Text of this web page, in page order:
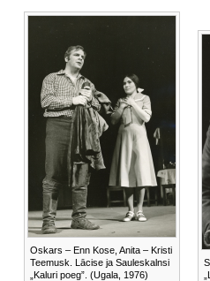
Oskars – Enn Kose, Anita – Kristi
Teemusk. Lācise ja Sauleskalnsi
„Kaluri poeg”. (Ugala, 1976)